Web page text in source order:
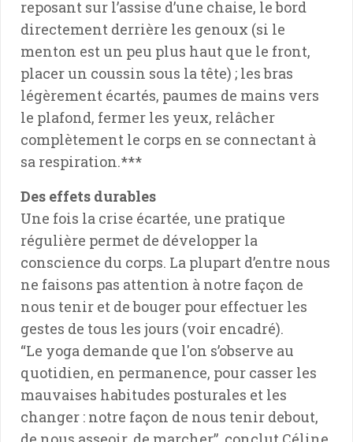
reposant sur l’assise d’une chaise, le bord
directement derrière les genoux (si le
menton est un peu plus haut que le front,
placer un coussin sous la tête) ; les bras
légèrement écartés, paumes de mains vers
le plafond, fermer les yeux, relâcher
complètement le corps en se connectant à
sa respiration.***
Des effets durables
Une fois la crise écartée, une pratique
régulière permet de développer la
conscience du corps. La plupart d’entre nous
ne faisons pas attention à notre façon de
nous tenir et de bouger pour effectuer les
gestes de tous les jours (voir encadré).
“Le yoga demande que l'on s’observe au
quotidien, en permanence, pour casser les
mauvaises habitudes posturales et les
changer : notre façon de nous tenir debout,